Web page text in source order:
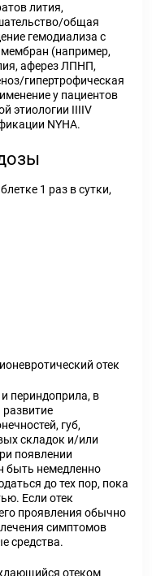
лития,
общая
гемодиализа с
(например,
аферез ЛПНП,
гипертрофическая
у пациентов
этиологии IIIIV
NYHA.
1 раз в сутки,
отек
периндоприла, в
губ,
складок и/или
появлении
быть немедленно
до тех пор, пока
Если отек
проявления обычно
симптомов
средства.
отеком